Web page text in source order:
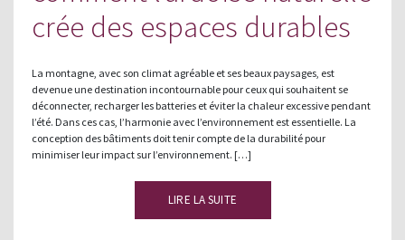
crée des espaces durables
La montagne, avec son climat agréable et ses beaux paysages, est
devenue une destination incontournable pour ceux qui souhaitent se
déconnecter, recharger les batteries et éviter la chaleur excessive pendant
l’été. Dans ces cas, l’harmonie avec l’environnement est essentielle. La
conception des bâtiments doit tenir compte de la durabilité pour
minimiser leur impact sur l’environnement. […]
LIRE LA SUITE